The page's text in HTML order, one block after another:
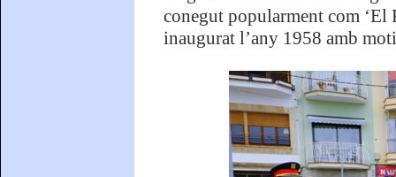
conegut popularment com ‘El
inaugurat l’any 1958 amb